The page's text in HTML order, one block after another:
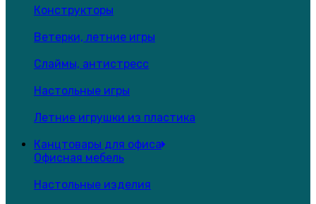
Конструкторы
Ветерки, летние игры
Слаймы, антистресс
Настольные игры
Летние игрушки из пластика
Канцтовары для офиса
Офисная мебель
Настольные изделия